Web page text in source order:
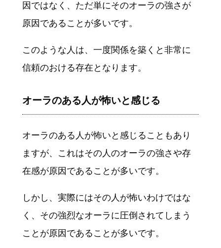
因ではなく、ただ単にそのオーラの強さが
原因であることが多いです。
このような人は、一度関係を築くと非常に
信頼のおける存在となります。
オーラのある人が怖いと感じる
オーラのある人が怖いと感じることもあり
ますが、これはその人のオーラの強さや存
在感が原因であることが多いです。
しかし、実際にはその人が怖いわけではな
く、その強烈なオーラに圧倒されてしまう
ことが原因であることが多いです。